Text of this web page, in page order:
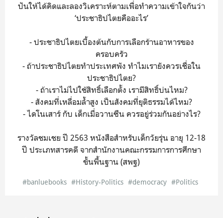
ปันให้ได้คิดและลองวิเคราะห์ตามเพื่อทำความเข้าใจกันว่า
‘ประชาธิปไตยคืออะไร’
- ประชาธิปไตยเบื้องต้นกับการเลือกร้านอาหารของ
ครอบครัว
- ถ้าประชาธิปไตยทำประเทศพัง ทำไมเรายังควรเชื่อใน
ประชาธิปไตย?
- ถ้าเราไม่ไปใช้สิทธิ์เลือกตั้ง เรามีสิทธิ์บ่นไหม?
- สังคมที่เหลื่อมล้ำสูง เป็นสังคมที่ยุติธรรมได้ไหม?
- ไดโนเสาร์ กับ เด็กเมื่อวานซืน ควรอยู่ร่วมกันอย่างไร?
รางวัลชมเชย ปี 2563 หนังสือสำหรับเด็กวัยรุ่น อายุ 12-18
ปี ประเภทสารคดี จากสำนักงานคณะกรรมการการศึกษา
ขั้นพื้นฐาน (สพฐ)
#banluebooks #History-Politics #democracy #Politics